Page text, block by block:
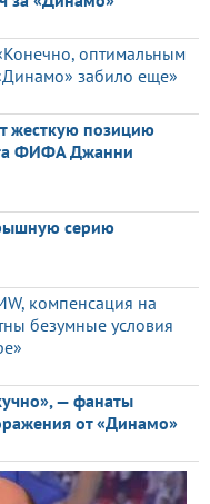
оптимальным
забило еще»
жесткую позицию
ФИФА Джанни
серию
компенсация на
безумные условия
— фанаты
от «Динамо»